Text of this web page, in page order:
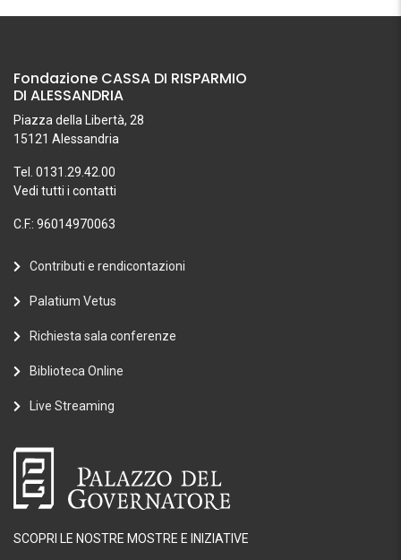
Fondazione CASSA DI RISPARMIO
DI ALESSANDRIA
Piazza della Libertà, 28
15121 Alessandria
Tel. 0131.29.42.00
Vedi tutti i contatti
C.F.: 96014970063
Contributi e rendicontazioni
Palatium Vetus
Richiesta sala conferenze
Biblioteca Online
Live Streaming
SCOPRI LE NOSTRE MOSTRE E INIZIATIVE